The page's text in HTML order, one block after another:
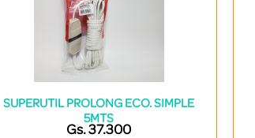
SUPERUTIL PROLONG ECO. SIMPLE
5MTS
Gs. 37.300